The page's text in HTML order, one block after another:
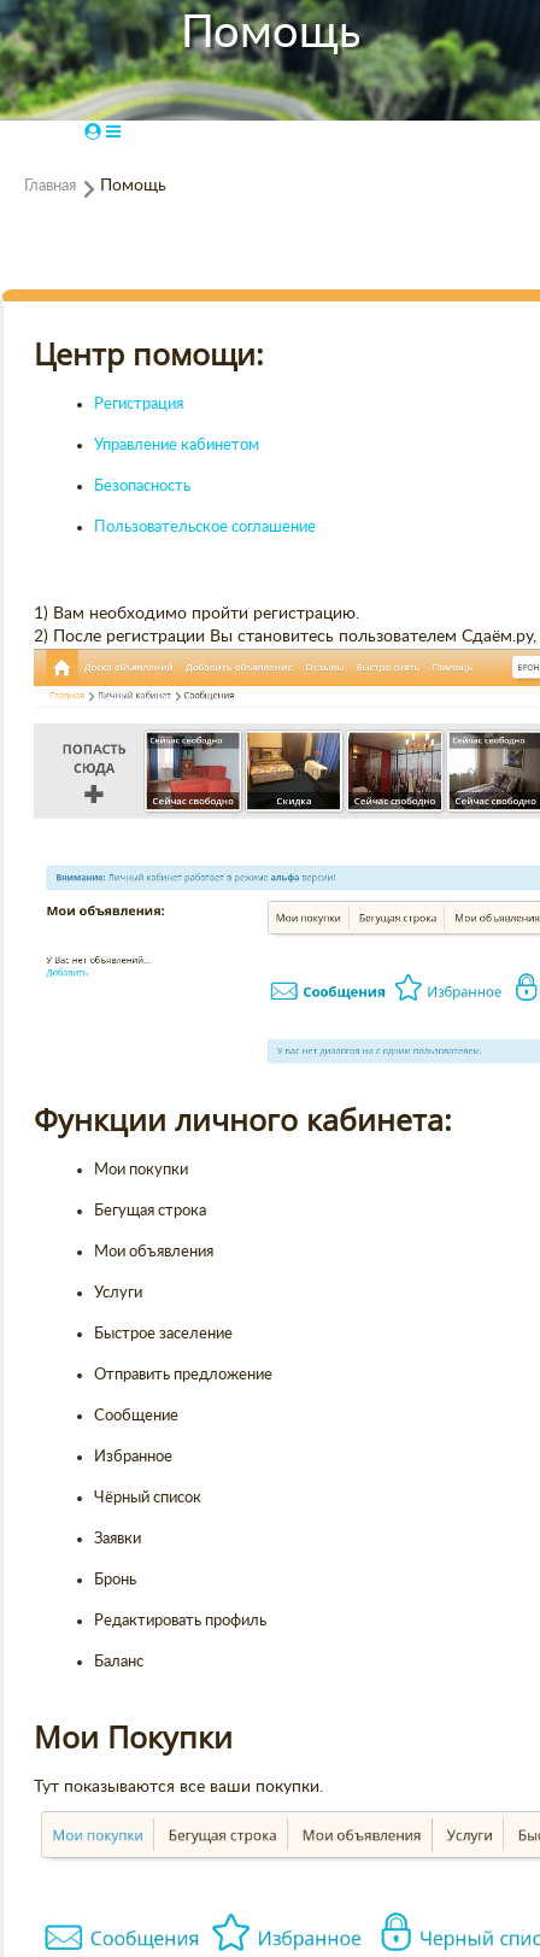
Помощь
Главная Помощь
Центр помощи:
Регистрация
Управление кабинетом
Безопасность
Пользовательское соглашение
1) Вам необходимо пройти регистрацию.
2) После регистрации Вы становитесь пользователем
Функции личного кабинета:
Мои покупки
Бегущая строка
Мои объявления
Услуги
Быстрое заселение
Отправить предложение
Сообщение
Избранное
Чёрный список
Заявки
Бронь
Редактировать профиль
Баланс
Мои Покупки
Тут показываются все ваши покупки.